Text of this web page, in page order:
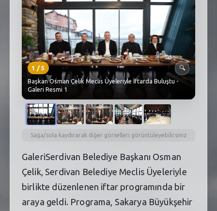
1 /5
🔍
Başkan Osman Çelik Meclis Üyeleriyle İftarda Buluştu -
Galeri Resmi 1
Sağa/sola kaydırarak diğer görselleri görüntüleyebilirsiniz
GaleriSerdivan Belediye Başkanı Osman
Çelik, Serdivan Belediye Meclis Üyeleriyle
birlikte düzenlenen iftar programında bir
araya geldi. Programa, Sakarya Büyükşehir
SEBİK
E NÖBETÇI ECZANELER
SABSIS - AFET
TRAFIKPARK
PARKLAR
PAZAR YERLERI
ATIK YÖNETIM
PLANETARYUM